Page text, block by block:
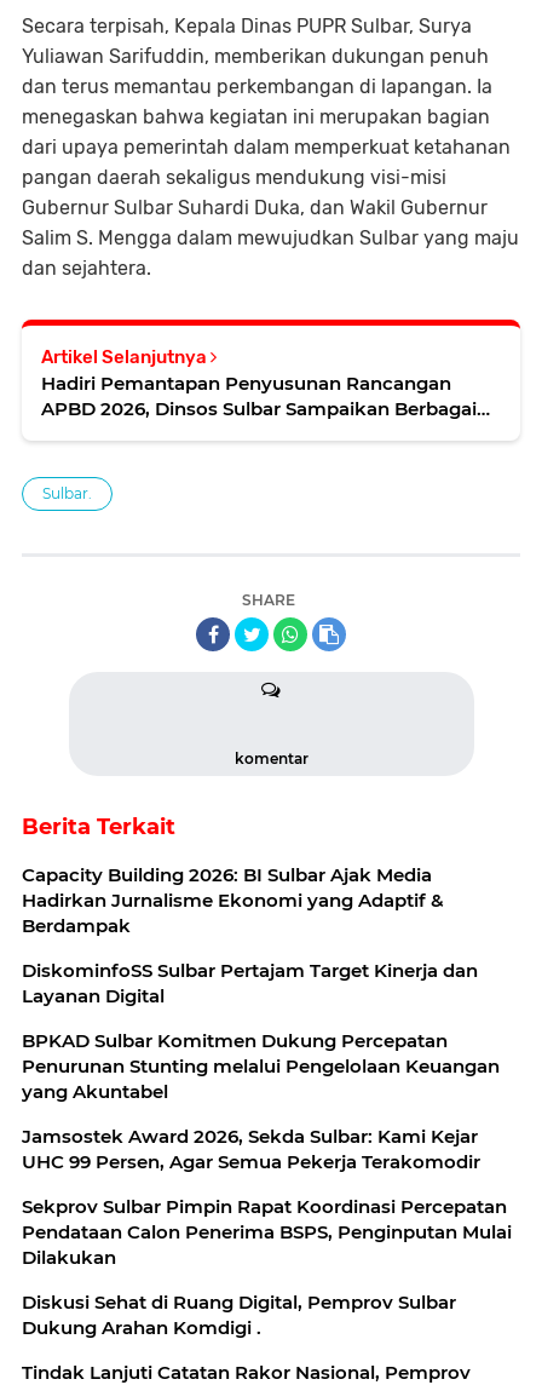
Secara terpisah, Kepala Dinas PUPR Sulbar, Surya
Yuliawan Sarifuddin, memberikan dukungan penuh
dan terus memantau perkembangan di lapangan. Ia
menegaskan bahwa kegiatan ini merupakan bagian
dari upaya pemerintah dalam memperkuat ketahanan
pangan daerah sekaligus mendukung visi-misi
Gubernur Sulbar Suhardi Duka, dan Wakil Gubernur
Salim S. Mengga dalam mewujudkan Sulbar yang maju
dan sejahtera.
Artikel Selanjutnya
Hadiri Pemantapan Penyusunan Rancangan
APBD 2026, Dinsos Sulbar Sampaikan Berbagai
Sulbar.
SHARE
komentar
Berita Terkait
Capacity Building 2026: BI Sulbar Ajak Media
Hadirkan Jurnalisme Ekonomi yang Adaptif &
Berdampak
DiskominfoSS Sulbar Pertajam Target Kinerja dan
Layanan Digital
BPKAD Sulbar Komitmen Dukung Percepatan
Penurunan Stunting melalui Pengelolaan Keuangan
yang Akuntabel
Jamsostek Award 2026, Sekda Sulbar: Kami Kejar
UHC 99 Persen, Agar Semua Pekerja Terakomodir
Sekprov Sulbar Pimpin Rapat Koordinasi Percepatan
Pendataan Calon Penerima BSPS, Penginputan Mulai
Dilakukan
‎Diskusi Sehat di Ruang Digital, Pemprov Sulbar
Dukung Arahan Komdigi .
Tindak Lanjuti Catatan Rakor Nasional, Pemprov